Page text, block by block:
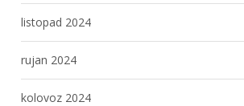
listopad 2024
rujan 2024
kolovoz 2024